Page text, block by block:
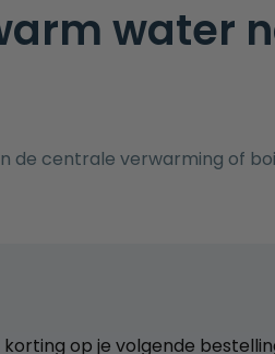
water
de centrale verwarming of
op je volgende